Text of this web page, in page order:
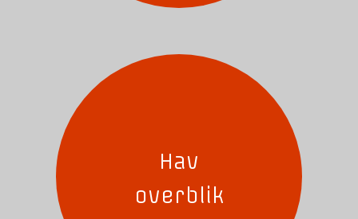
Hav
overblik